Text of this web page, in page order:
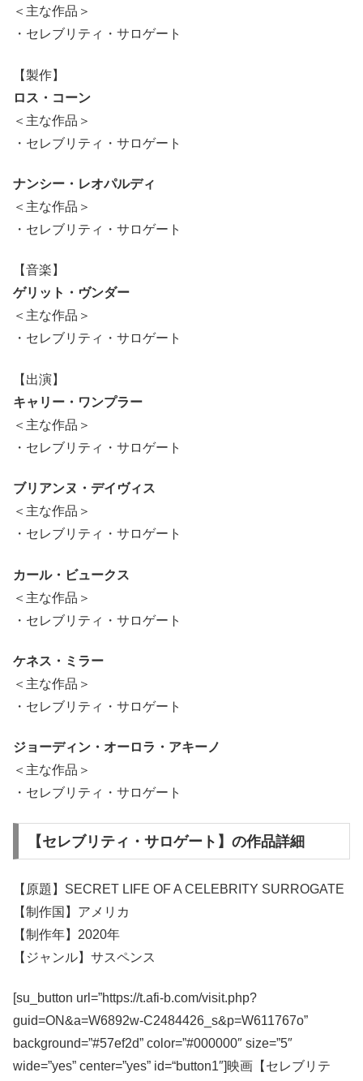
＜主な作品＞
・セレブリティ・サロゲート
【製作】
ロス・コーン
＜主な作品＞
・セレブリティ・サロゲート
ナンシー・レオパルディ
＜主な作品＞
・セレブリティ・サロゲート
【音楽】
ゲリット・ヴンダー
＜主な作品＞
・セレブリティ・サロゲート
【出演】
キャリー・ワンプラー
＜主な作品＞
・セレブリティ・サロゲート
ブリアンヌ・デイヴィス
＜主な作品＞
・セレブリティ・サロゲート
カール・ビュークス
＜主な作品＞
・セレブリティ・サロゲート
ケネス・ミラー
＜主な作品＞
・セレブリティ・サロゲート
ジョーディン・オーロラ・アキーノ
＜主な作品＞
・セレブリティ・サロゲート
【セレブリティ・サロゲート】の作品詳細
【原題】SECRET LIFE OF A CELEBRITY SURROGATE
【制作国】アメリカ
【制作年】2020年
【ジャンル】サスペンス
[su_button url=”https://t.afi-b.com/visit.php?
guid=ON&a=W6892w-C2484426_s&p=W611767o”
background=”#57ef2d” color=”#000000″ size=”5″
wide=”yes” center=”yes” id=“button1″]映画【セレブリテ